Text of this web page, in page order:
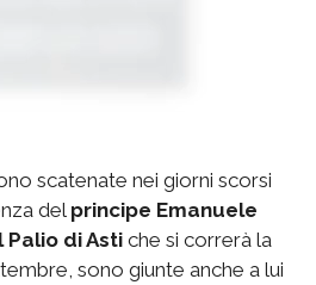
scatenate nei giorni scorsi
del principe Emanuele
Palio di Asti che si correrà la
sono giunte anche a lui